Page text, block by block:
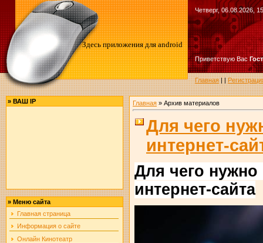
Здесь приложения для android
Четверг, 06.08.2026,
Приветствую Вас
Главная||
» ВАШ IP
» Меню сайта
Главная страница
Информация о сайте
Онлайн Кинотеатр
Главная» Архив материалов
Для чего
интернет-
Для чего
интернет-сайта